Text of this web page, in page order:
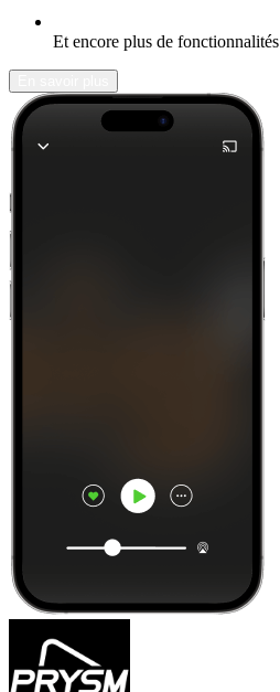
Et encore plus de fonctionnalités